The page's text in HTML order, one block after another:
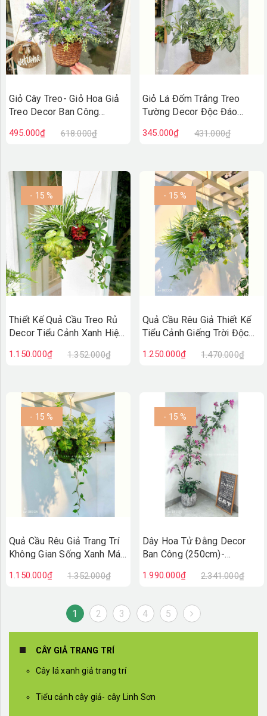
Giỏ Cây Treo- Giỏ Hoa Giả
Treo Decor Ban Công
495.000₫ 618.000₫
Giỏ Lá Đốm Trắng Treo
Tường Decor Độc Đáo
345.000₫ 431.000₫
- 15 %
Thiết Kế Quả Cầu Treo Rủ
Decor Tiểu Cảnh Xanh Hiện
CC1297
1.150.000₫ 1.352.000₫
- 15 %
Quả Cầu Rêu Giả Thiết Kế
Tiểu Cảnh Giếng Trời Độc
1.250.000₫ 1.470.000₫
- 15 %
Quả Cầu Rêu Giả Trang Trí
Không Gian Sống Xanh Mát
1.150.000₫ 1.352.000₫
- 15 %
Dây Hoa Tử Đằng Decor
Ban Công (250cm)-
1.990.000₫ 2.341.000₫
1 2 3 4 5
CÂY GIẢ TRANG TRÍ
Cây lá xanh giả trang trí
Tiểu cảnh cây giả- cây Linh Sơn